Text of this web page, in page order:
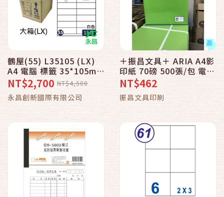
鶴屋(55) L35105 (LX)
A4 電腦 標籤 35*105mm
三用標籤 1000張 / 箱
NT$2,700 NT$4,500
永昌創新國際有限公司
＋振昌文具＋ ARIA A4影
印紙 70磅 500張/包 電腦
紙 列印紙 傳真紙
NT$462
振昌文具印刷